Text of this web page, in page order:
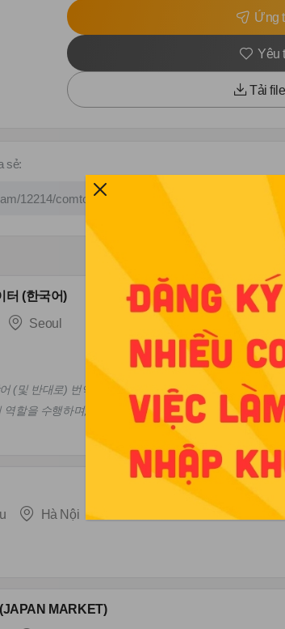
Ứng
Yêu
Tải
sẻ:
터 (한국어)
Seoul
(및 반대로) 번역 및 통역 회사와 고객 간의 회의에서
역할을 수행하며, 발생한 분쟁을 신속히 해결
Hà Nội
MARKET)